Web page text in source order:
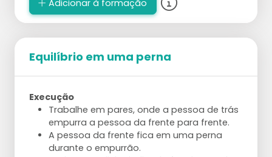
Adicionar à formação
Equilíbrio em uma perna
Execução
Trabalhe em pares, onde a pessoa de trás
empurra a pessoa da frente para frente.
A pessoa da frente fica em uma perna
durante o empurrão.